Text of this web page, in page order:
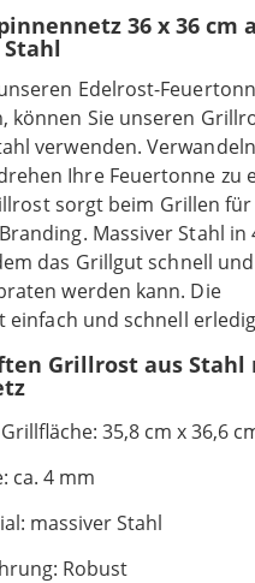
36 x 36 cm
Edelrost-
können Sie unseren
verwenden.
Ihre Feuertonne zu
sorgt beim Grillen
Massiver Stahl in
das Grillgut schnell und
werden kann. Die
einfach und schnell
Grillrost aus
35,8 cm x 36,6
ca. 4 mm
massiver Stahl
Robust